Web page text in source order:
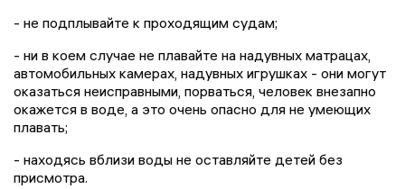
- не подплывайте к проходящим судам;
- ни в коем случае не плавайте на надувных матрацах,
автомобильных камерах, надувных игрушках - они могут
оказаться неисправными, порваться, человек внезапно
окажется в воде, а это очень опасно для не умеющих
плавать;
- находясь вблизи воды не оставляйте детей без
присмотра.